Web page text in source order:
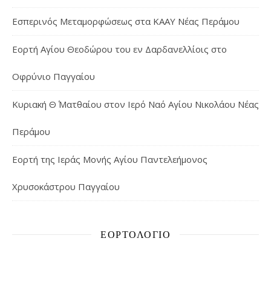
Εσπερινός Μεταμορφώσεως στα ΚΑΑΥ Νέας Περάμου
Εορτή Αγίου Θεοδώρου του εν Δαρδανελλίοις στο
Οφρύνιο Παγγαίου
Κυριακή Θ΄ Ματθαίου στον Ιερό Ναό Αγίου Νικολάου Νέας
Περάμου
Εορτή της Ιεράς Μονής Αγίου Παντελεήμονος
Χρυσοκάστρου Παγγαίου
ΕΟΡΤΟΛΌΓΙΟ